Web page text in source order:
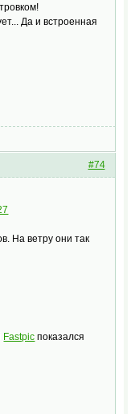
Да и встроенная
#74
На ветру они так
Fastpic показался